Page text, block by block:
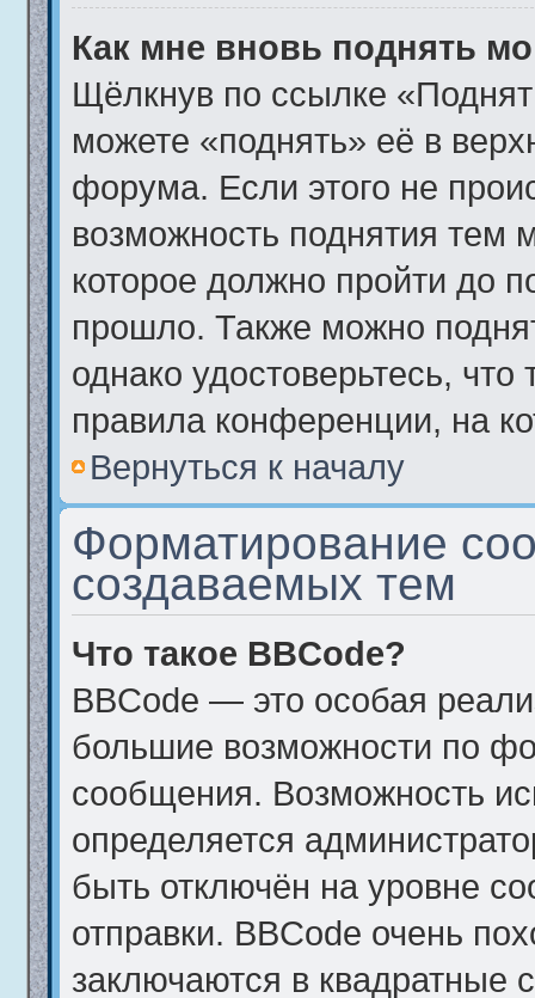
Как мне вновь поднять
Щёлкнув по ссылке
можете «поднять» её в
форума. Если этого не
возможность поднятия тем
которое должно пройти до
прошло. Также можно
однако удостоверьтесь,
правила конференции, на
Вернуться к началу
Форматирование
создаваемых тем
Что такое BBCode?
BBCode — это особая
большие возможности по
сообщения. Возможность
определяется
быть отключён на уровне
отправки. BBCode очень
заключаются в квадратные